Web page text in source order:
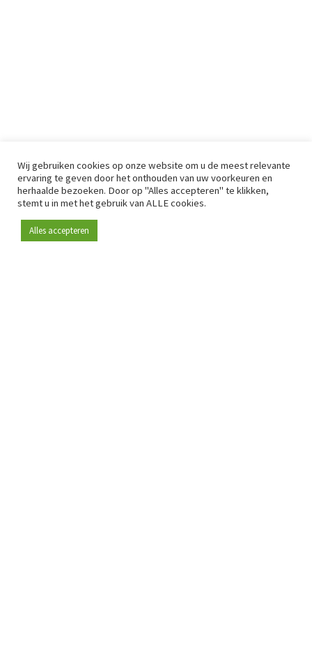
Wij gebruiken cookies op onze website om u de meest relevante
ervaring te geven door het onthouden van uw voorkeuren en
herhaalde bezoeken. Door op "Alles accepteren" te klikken,
stemt u in met het gebruik van ALLE cookies.
Alles accepteren